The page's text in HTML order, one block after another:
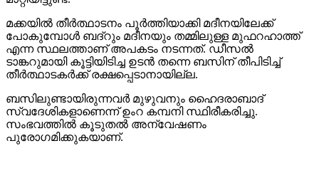
മക്കയില്‍ തീര്‍ത്ഥാടനം പൂര്‍ത്തിയാക്കി മദീനയിലേക്ക്
പോകുമ്പോള്‍ ബദ്‌റും മദീനയും തമ്മിലുള്ള മുഫറഹാത്ത്
എന്ന സ്ഥലത്താണ് അപകടം നടന്നത്. ഡീസല്‍
ടാങ്കറുമായി കൂട്ടിയിടിച്ച ഉടന്‍ തന്നെ ബസിന് തീപിടിച്ച്
തീര്‍ത്ഥാടകര്‍ക്ക് രക്ഷപ്പെടാനായില്ല.
ബസിലുണ്ടായിരുന്നവര്‍ മുഴുവനും ഹൈദരാബാദ്
സ്വദേശികളാണെന്ന് ഉംറ കമ്പനി സ്ഥിരീകരിച്ചു.
സംഭവത്തില്‍ കൂടുതല്‍ അന്വേഷണം
പുരോഗമിക്കുകയാണ്.